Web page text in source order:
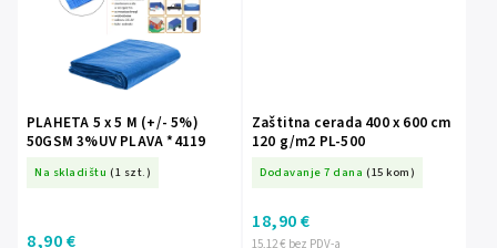
PLAHETA 5 x 5 M (+/- 5%)
50GSM 3%UV PLAVA *4119
Na skladištu (1 szt.)
8,90 €
Zaštitna cerada 400 x 600 cm
120 g/m2 PL-500
Dodavanje 7 dana (15 kom)
15,12 € bez PDV-a
18,90 €